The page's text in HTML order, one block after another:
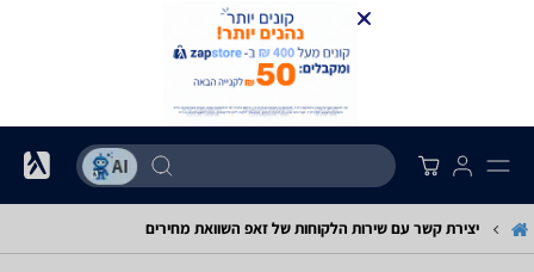
יצירת קשר עם שירות הלקוחות של זאפ השוואת מחירים